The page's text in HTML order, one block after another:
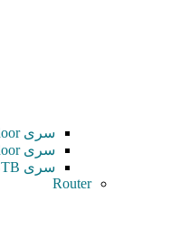
سری Indoor
سری Outdoor
سری STB
Router